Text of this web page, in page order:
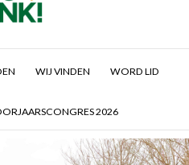
WIJ VINDEN WORD LID
2026